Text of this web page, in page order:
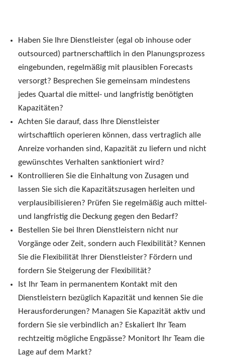
Haben Sie Ihre Dienstleister (egal ob inhouse oder
outsourced) partnerschaftlich in den Planungsprozess
eingebunden, regelmäßig mit plausiblen Forecasts
versorgt? Besprechen Sie gemeinsam mindestens
jedes Quartal die mittel- und langfristig benötigten
Kapazitäten?
Achten Sie darauf, dass Ihre Dienstleister
wirtschaftlich operieren können, dass vertraglich alle
Anreize vorhanden sind, Kapazität zu liefern und nicht
gewünschtes Verhalten sanktioniert wird?
Kontrollieren Sie die Einhaltung von Zusagen und
lassen Sie sich die Kapazitätszusagen herleiten und
verplausibilisieren? Prüfen Sie regelmäßig auch mittel-
und langfristig die Deckung gegen den Bedarf?
Bestellen Sie bei Ihren Dienstleistern nicht nur
Vorgänge oder Zeit, sondern auch Flexibilität? Kennen
Sie die Flexibilität Ihrer Dienstleister? Fördern und
fordern Sie Steigerung der Flexibilität?
Ist Ihr Team in permanentem Kontakt mit den
Dienstleistern bezüglich Kapazität und kennen Sie die
Herausforderungen? Managen Sie Kapazität aktiv und
fordern Sie sie verbindlich an? Eskaliert Ihr Team
rechtzeitig mögliche Engpässe? Monitort Ihr Team die
Lage auf dem Markt?